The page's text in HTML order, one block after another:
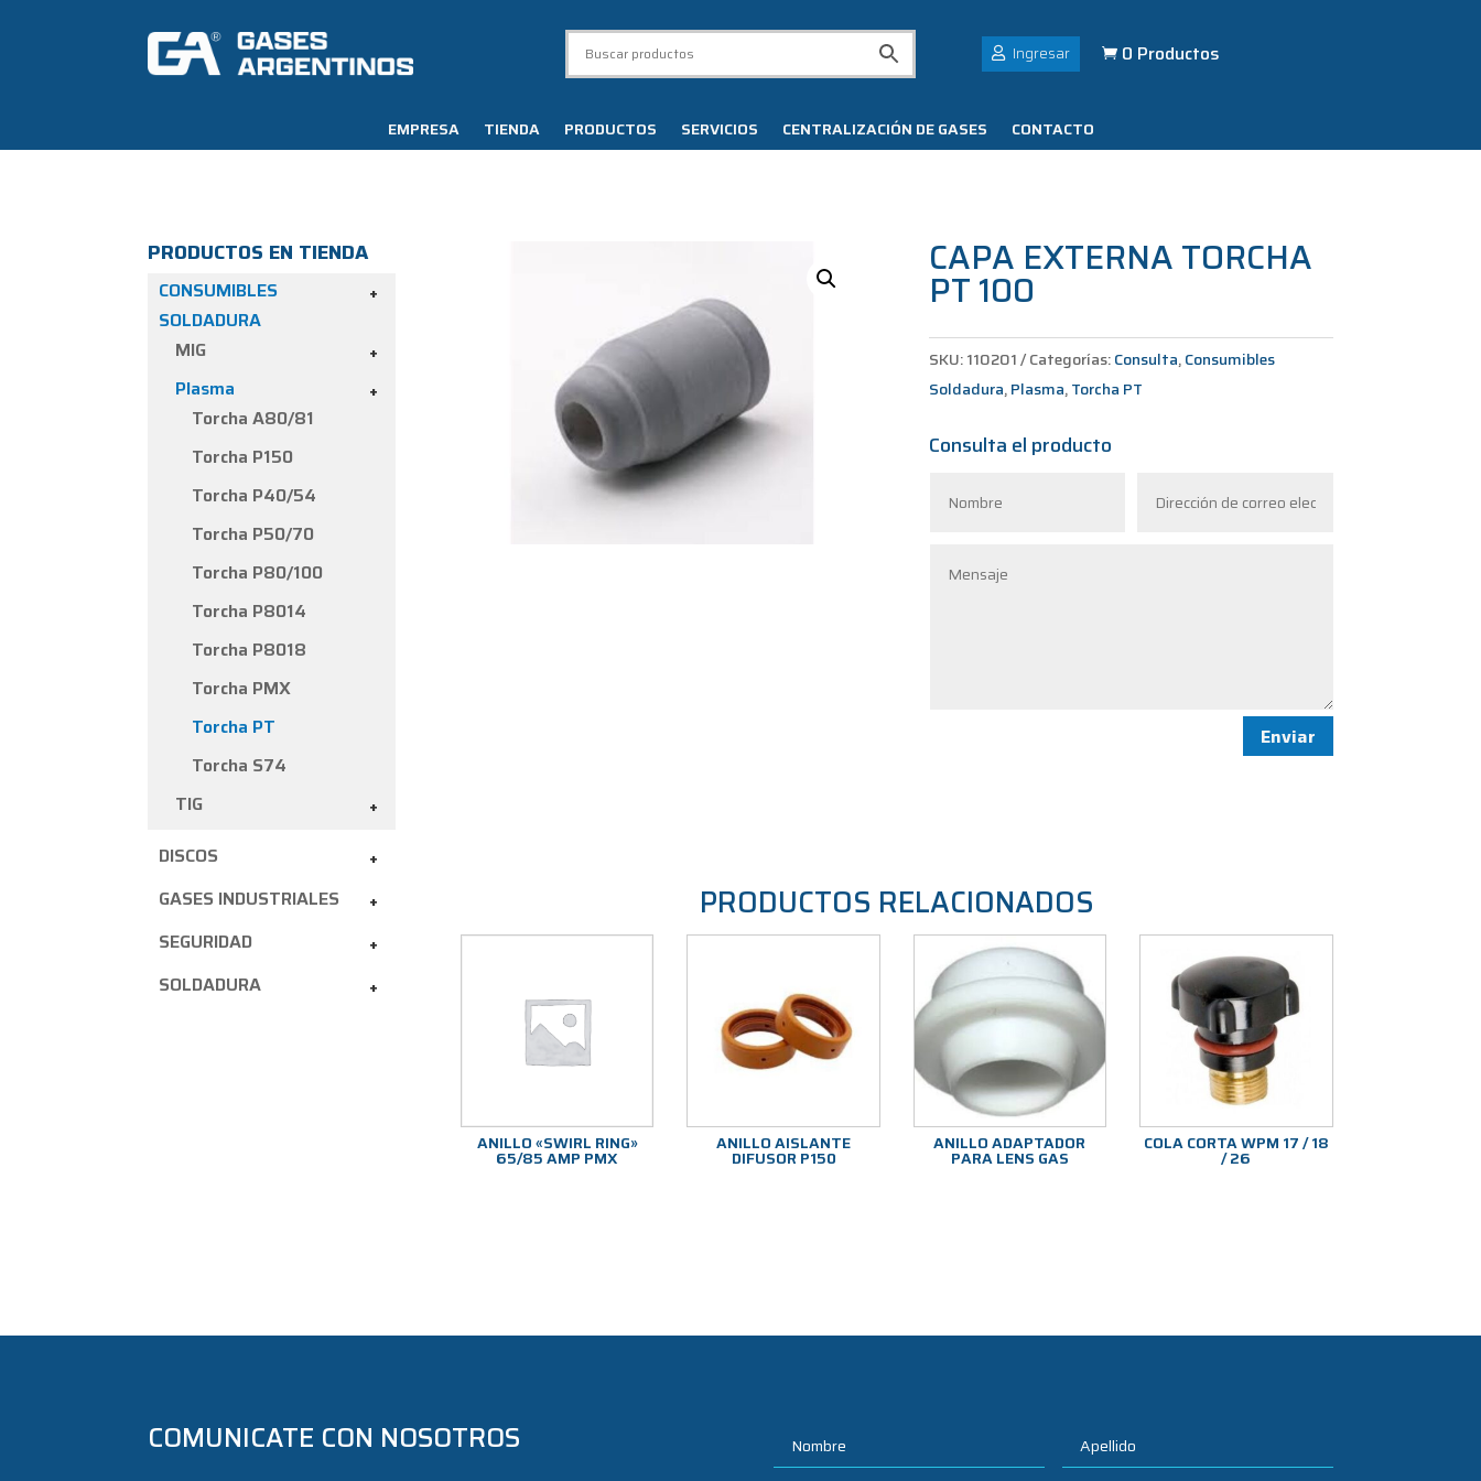
Ingresar  0 Productos
EMPRESA TIENDA PRODUCTOS SERVICIOS CENTRALIZACIÓN DE GASES CONTACTO
PRODUCTOS EN TIENDA
+
CONSUMIBLES
SOLDADURA
+
MIG
+
Plasma
Torcha A80/81
Torcha P150
Torcha P40/54
Torcha P50/70
Torcha P80/100
Torcha P8014
Torcha P8018
Torcha PMX
Torcha PT
Torcha S74
+
TIG
+
DISCOS
+
GASES INDUSTRIALES
+
SEGURIDAD
+
SOLDADURA
CAPA EXTERNA TORCHA
PT 100
SKU:110201 Categorías:Consulta,Consumibles
Soldadura,Plasma,Torcha PT
Consulta el producto
Enviar
PRODUCTOS RELACIONADOS
ANILLO «SWIRL RING»
65/85 AMP PMX
ANILLO AISLANTE
DIFUSOR P150
ANILLO ADAPTADOR
PARA LENS GAS
COLA CORTA WPM 17 / 18
/ 26
COMUNICATE CON NOSOTROS